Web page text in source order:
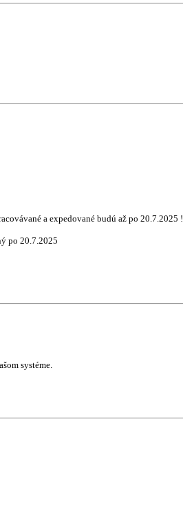
a expedované budú až po 20.7.2025 !
po 20.7.2025
systéme.